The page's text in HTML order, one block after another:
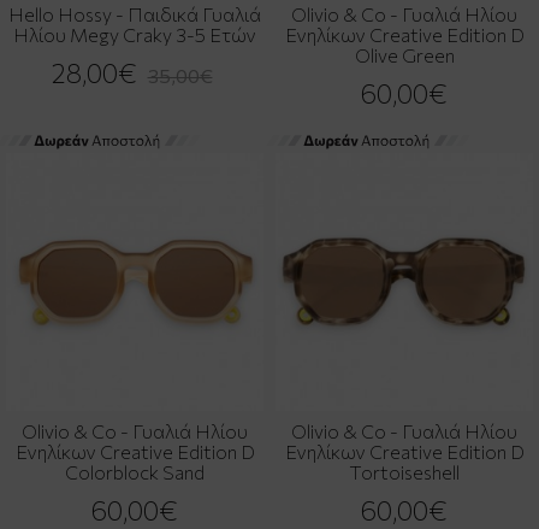
Hello Hossy - Παιδικά Γυαλιά
Ηλίου Megy Craky 3-5 Ετών
28,00€ 35,00€
Olivio & Co - Γυαλιά Ηλίου
Ενηλίκων Creative Edition D
Olive Green
60,00€
Olivio & Co - Γυαλιά Ηλίου
Ενηλίκων Creative Edition D
Colorblock Sand
60,00€
Olivio & Co - Γυαλιά Ηλίου
Ενηλίκων Creative Edition D
Tortoiseshell
60,00€